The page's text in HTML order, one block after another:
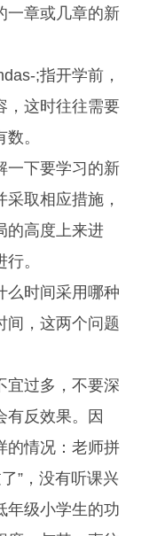
一章或几章的新
;指开学前，
，这时往往需要
。
下要学习的新
取相应措施，
的高度上来进
。
时间采用哪种
间，这两个问题
过多，不要深
有反效果。因
的情况：老师拼
”，没有听课兴
年级小学生的功